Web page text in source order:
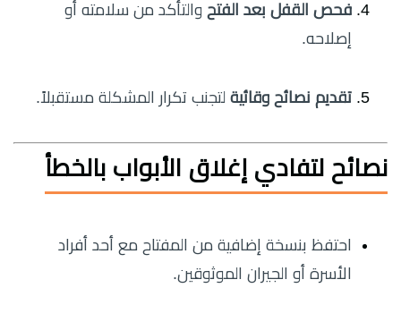
فحص القفل بعد الفتح والتأكد من سلامته أو
إصلاحه.
تقديم نصائح وقائية لتجنب تكرار المشكلة مستقبلاً.
نصائح لتفادي إغلاق الأبواب بالخطأ
احتفظ بنسخة إضافية من المفتاح مع أحد أفراد
الأسرة أو الجيران الموثوقين.